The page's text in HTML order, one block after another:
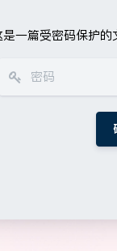
是一篇受密码保护